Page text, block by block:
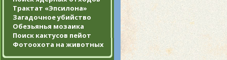
Трактат «Эпсилона»
Загадочное убийство
Обезьянья мозаика
Поиск кактусов пейот
Фотоохота на животных